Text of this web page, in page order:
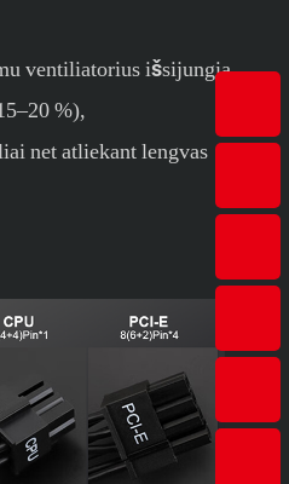
ventiliatorius išsijungia
%),
net atliekant lengvas